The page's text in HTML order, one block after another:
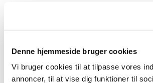
Denne hjemmeside bruger cookies
Vi bruger cookies til at tilpasse vores
annoncer, til at vise dig funktioner til
Tirsdag den 29. september kl.
Tirsdag den 27. oktober kl.
Tirsdag den 24. november kl.
Kors Kirke
Tirsdag den . december kl.